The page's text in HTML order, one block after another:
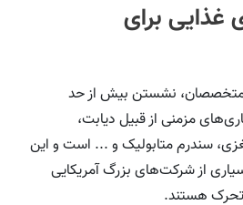
غذایی برای
متخصصان، نشستن بیش از حد
مزمنی از قبیل دیابت،
سندرم متابولیک و ... است و این
از شرکت‌های بزرگ آمریکایی